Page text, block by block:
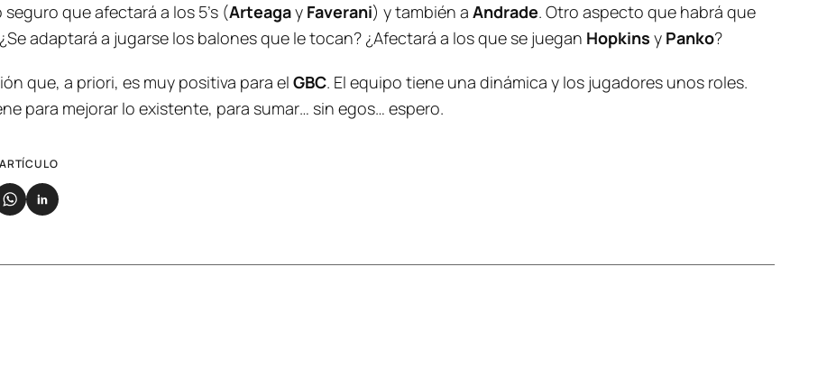
que afectará a los 5’s (Arteagay Faverani) y también a Andrade. Otro aspecto que habrá que
adaptará a jugarse los balones que le tocan? ¿Afectará a los que se juegan Hopkins y Panko?
que, a priori, es muy positiva para el GBC. El equipo tiene una dinámica y los jugadores unos roles.
para mejorar lo existente, para sumar… sin egos… espero.